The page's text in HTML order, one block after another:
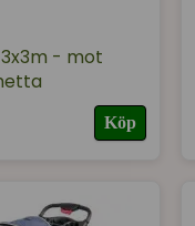
- mot
Köp